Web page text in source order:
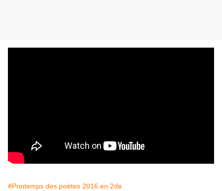
#Printemps des poètes 2016 en 2de